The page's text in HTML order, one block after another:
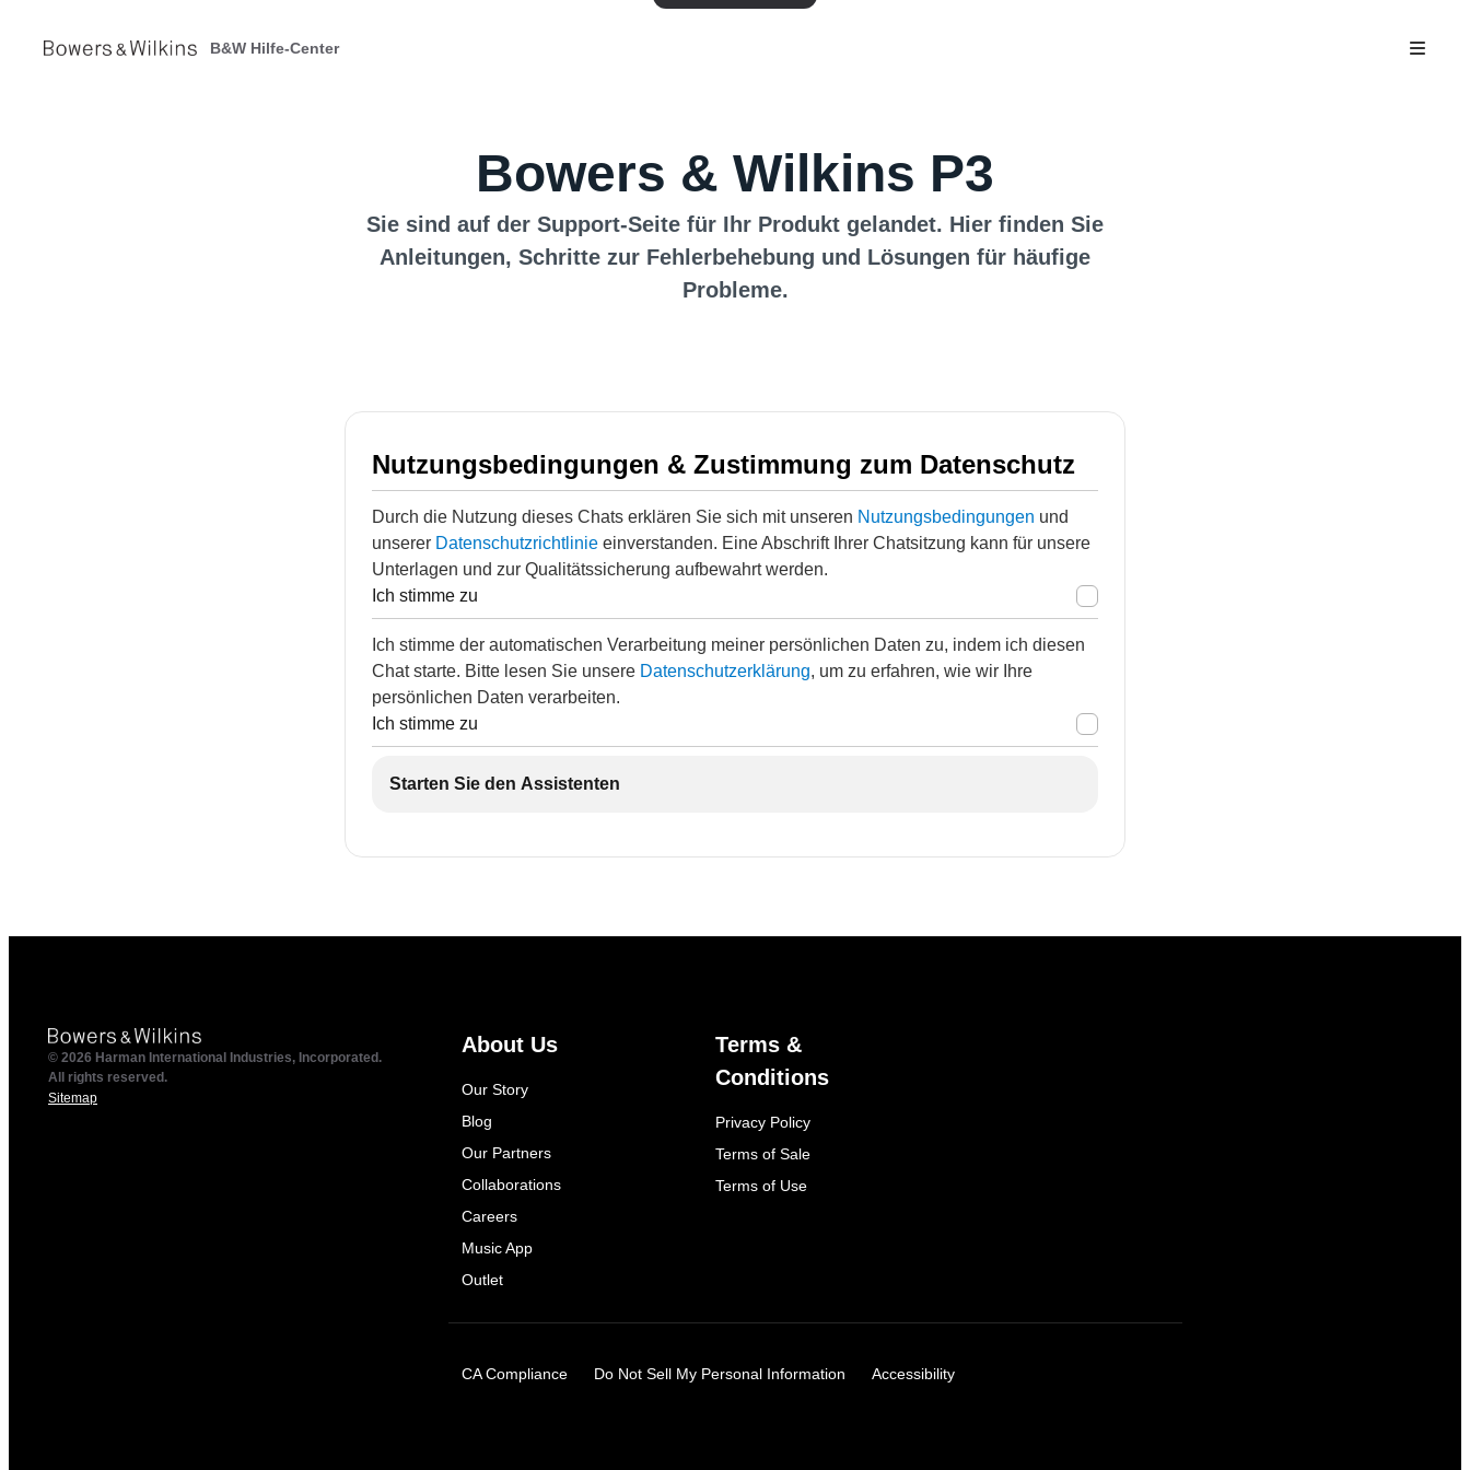
B&W Hilfe-Center
Bowers & Wilkins P3
Sie sind auf der Support-Seite für Ihr Produkt gelandet. Hier finden Sie
Anleitungen, Schritte zur Fehlerbehebung und Lösungen für häufige
Probleme.
Nutzungsbedingungen & Zustimmung zum Datenschutz
Durch die Nutzung dieses Chats erklären Sie sich mit unseren Nutzungsbedingungen und
unserer Datenschutzrichtlinie einverstanden. Eine Abschrift Ihrer Chatsitzung kann für unsere
Unterlagen und zur Qualitätssicherung aufbewahrt werden.
Ich stimme zu
Ich stimme der automatischen Verarbeitung meiner persönlichen Daten zu, indem ich diesen
Chat starte. Bitte lesen Sie unsere Datenschutzerklärung, um zu erfahren, wie wir Ihre
persönlichen Daten verarbeiten.
Ich stimme zu
Starten Sie den Assistenten
© 2026 Harman International Industries, Incorporated.
All rights reserved.
Sitemap
About Us
Our Story
Blog
Our Partners
Collaborations
Careers
Music App
Outlet
Terms &
Conditions
Privacy Policy
Terms of Sale
Terms of Use
CA Compliance Do Not Sell My Personal Information Accessibility